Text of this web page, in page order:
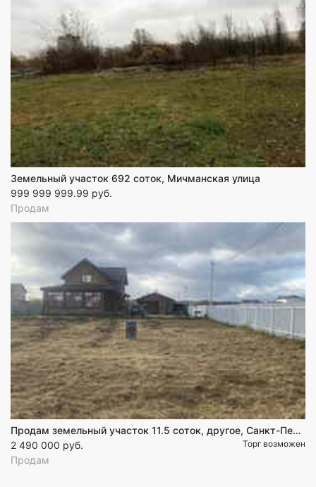
Земельный участок 692 соток, Мичманская улица
999 999 999.99 руб.
Продам
Продам земельный участок 11.5 соток, другое, Санкт-Петербург
2 490 000 руб.
Торг возможен
Продам